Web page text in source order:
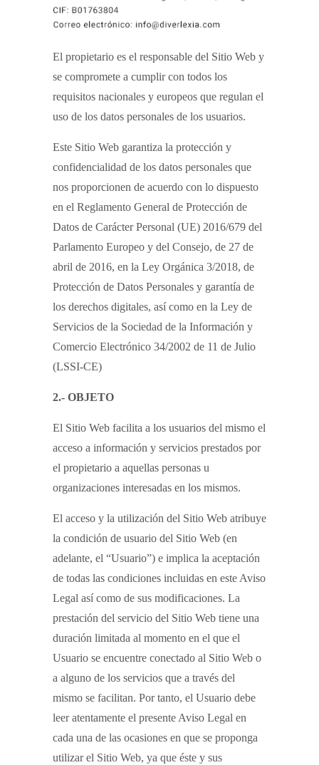
El propietario es el responsable del Sitio Web y
se compromete a cumplir con todos los
requisitos nacionales y europeos que regulan el
uso de los datos personales de los usuarios.
Este Sitio Web garantiza la protección y
confidencialidad de los datos personales que
nos proporcionen de acuerdo con lo dispuesto
en el Reglamento General de Protección de
Datos de Carácter Personal (UE) 2016/679 del
Parlamento Europeo y del Consejo, de 27 de
abril de 2016, en la Ley Orgánica 3/2018, de
Protección de Datos Personales y garantía de
los derechos digitales, así como en la Ley de
Servicios de la Sociedad de la Información y
Comercio Electrónico 34/2002 de 11 de Julio
(LSSI-CE)
2.- OBJETO
El Sitio Web facilita a los usuarios del mismo el
acceso a información y servicios prestados por
el propietario a aquellas personas u
organizaciones interesadas en los mismos.
El acceso y la utilización del Sitio Web atribuye
la condición de usuario del Sitio Web (en
adelante, el “Usuario”) e implica la aceptación
de todas las condiciones incluidas en este Aviso
Legal así como de sus modificaciones. La
prestación del servicio del Sitio Web tiene una
duración limitada al momento en el que el
Usuario se encuentre conectado al Sitio Web o
a alguno de los servicios que a través del
mismo se facilitan. Por tanto, el Usuario debe
leer atentamente el presente Aviso Legal en
cada una de las ocasiones en que se proponga
utilizar el Sitio Web, ya que éste y sus